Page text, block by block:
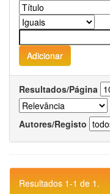
Resultados/Página
Autores/Registo
Resultados 1-1 de 1.